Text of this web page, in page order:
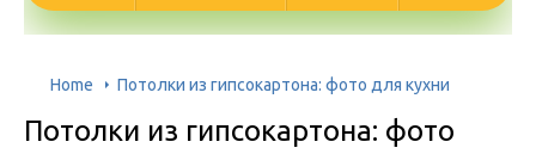
Home Потолки из гипсокартона: фото для кухни
Потолки из гипсокартона: фото